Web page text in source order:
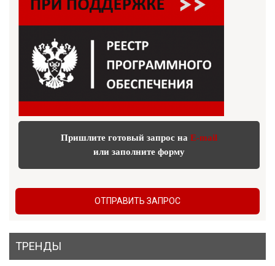
Пришлите готовый запрос на E-mail
или заполните форму
ОТПРАВИТЬ ЗАПРОС
ТРЕНДЫ